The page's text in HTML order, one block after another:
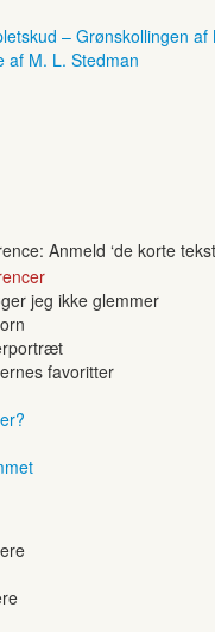
– Grønskollingen
af M. L. Stedman
Anmeld ‘de korte
jeg ikke glemmer
favoritter